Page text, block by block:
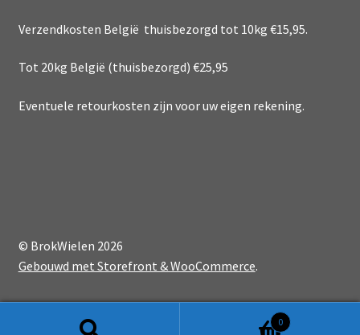
Verzendkosten België thuisbezorgd tot 10kg €15,95.
Tot 20kg België (thuisbezorgd) €25,95
Eventuele retourkosten zijn voor uw eigen rekening.
© BrokWielen 2026
Gebouwd met Storefront & WooCommerce.
0